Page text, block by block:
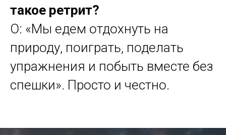
такое ретрит?
О: «Мы едем отдохнуть на
природу, поиграть, поделать
упражнения и побыть вместе без
спешки». Просто и честно.